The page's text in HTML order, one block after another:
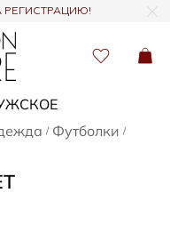
РЕГИСТРАЦИЮ!
/ Футболки /